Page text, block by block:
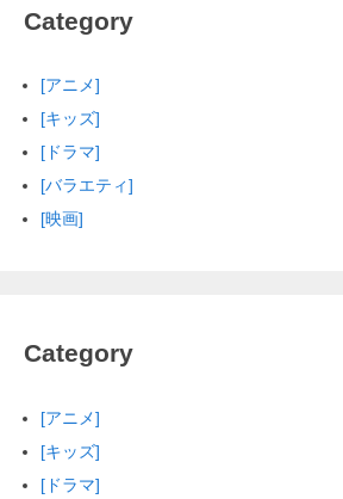
Category
[アニメ]
[キッズ]
[ドラマ]
[バラエティ]
[映画]
Category
[アニメ]
[キッズ]
[ドラマ]